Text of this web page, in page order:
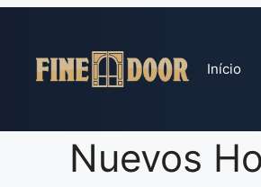
conteúdo
Início
Nuevos